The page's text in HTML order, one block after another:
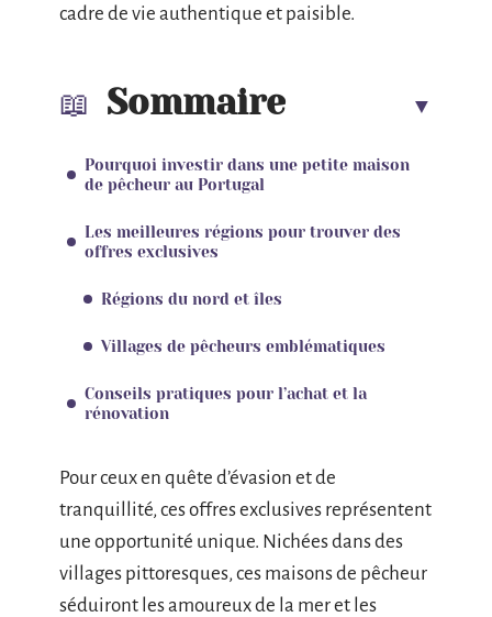
cadre de vie authentique et paisible.
Sommaire
Pourquoi investir dans une petite maison
de pêcheur au Portugal
Les meilleures régions pour trouver des
offres exclusives
Régions du nord et îles
Villages de pêcheurs emblématiques
Conseils pratiques pour l’achat et la
rénovation
Pour ceux en quête d’évasion et de
tranquillité, ces offres exclusives représentent
une opportunité unique. Nichées dans des
villages pittoresques, ces maisons de pêcheur
séduiront les amoureux de la mer et les